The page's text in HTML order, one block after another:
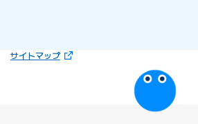
キャッシュバックの受取メールは
サイトマップ（新しいタブで開きます）
びっぷるのページ